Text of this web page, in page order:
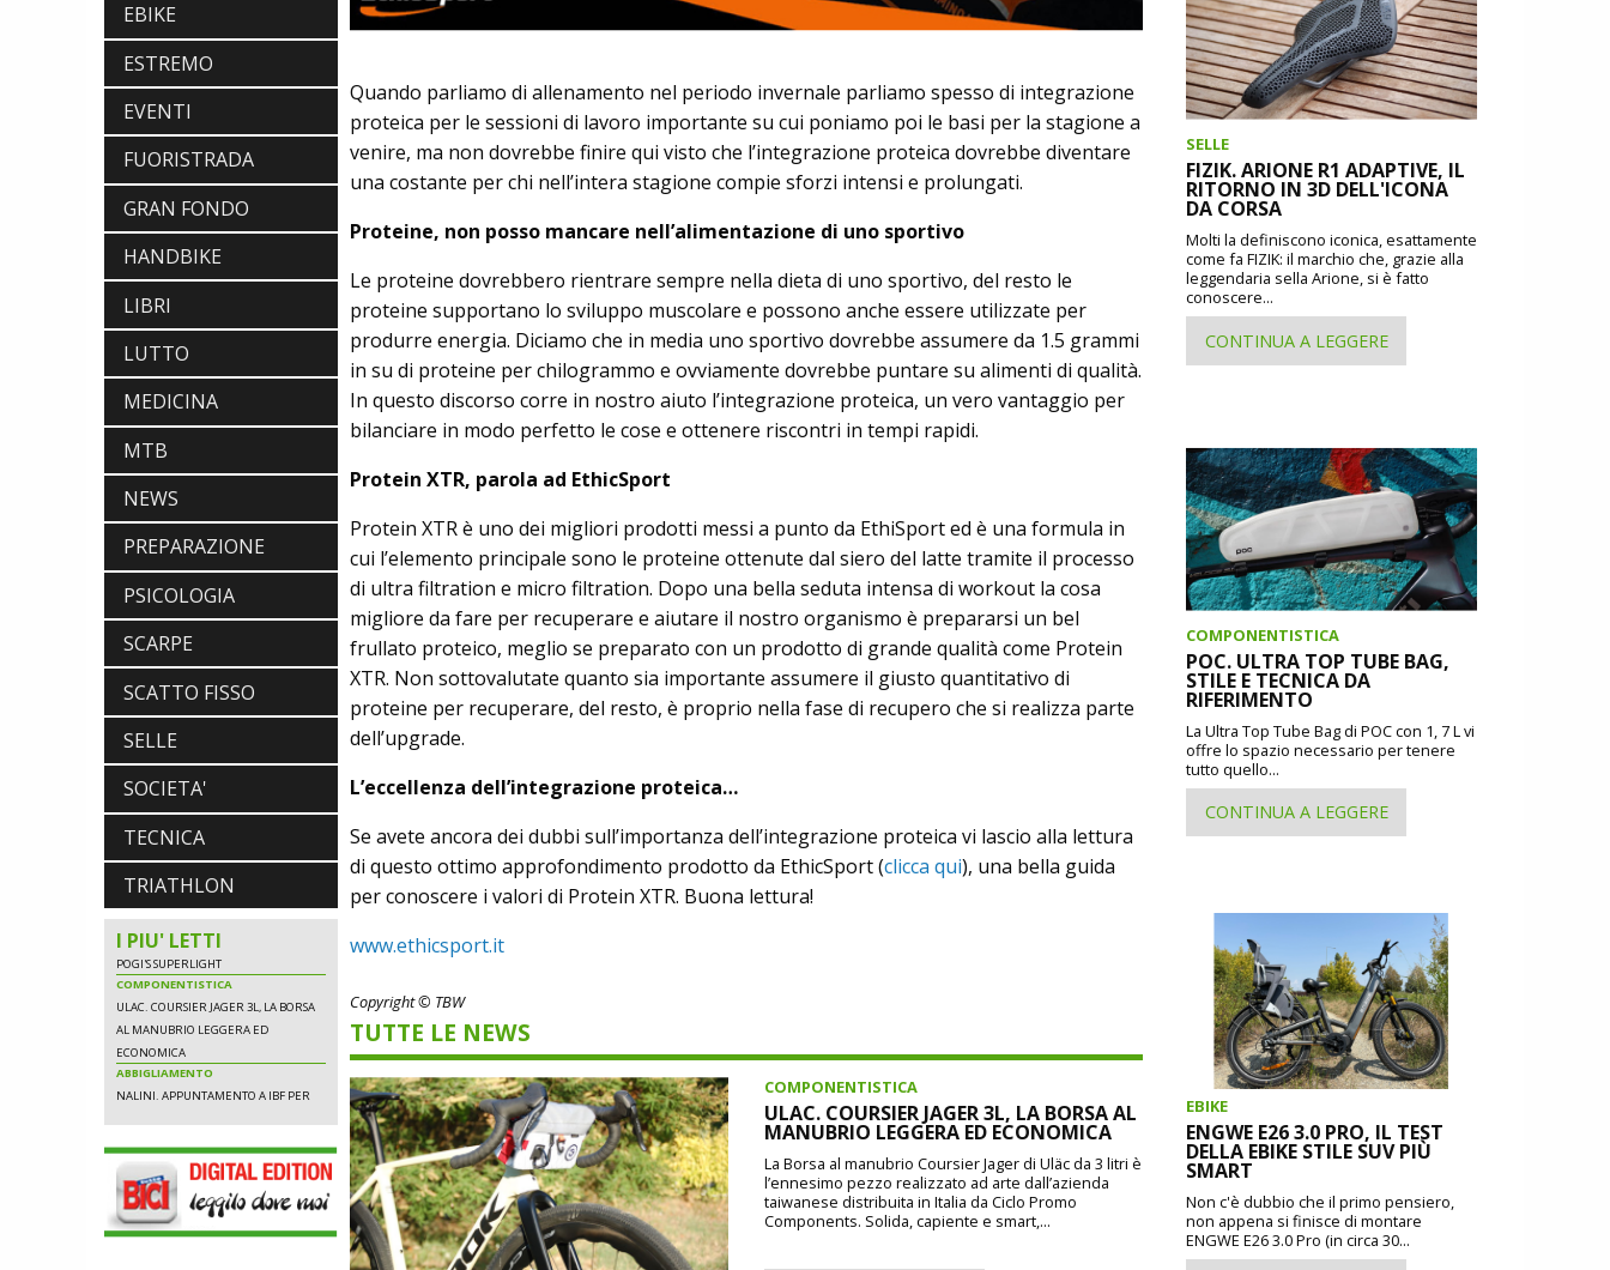
EBIKE
ESTREMO
EVENTI
FUORISTRADA
GRAN FONDO
HANDBIKE
LIBRI
LUTTO
MEDICINA
MTB
NEWS
PREPARAZIONE
PSICOLOGIA
SCARPE
SCATTO FISSO
SELLE
SOCIETA'
TECNICA
TRIATHLON
I PIU' LETTI
NASCE «ANTONIO COLOMBO
DELL'INNOVAZIONE NEL CICLISMO
DMT. TADEJ POGACAR, LA MAGLIA
GIALLA E UNA SPECIAL EDITION DELLA
POGI'S SUPERLIGHT
COMPONENTISTICA
ULAC. COURSIER JAGER 3L, LA BORSA
AL MANUBRIO LEGGERA ED
ECONOMICA
SCOPRIRE IL PRIMO PANTALONCINO
NASCE «ANTONIO COLOMBO
IBF DEBUTTA IL PREMIO ITALIANO
DELL'INNOVAZIONE NEL CICLISMO
SCARPE
DMT. TADEJ POGACAR, LA MAGLIA
GIALLA E UNA SPECIAL EDITION DELLA
POGI'S SUPERLIGHT
ULAC. COURSIER JAGER 3L, LA BORSA
AL MANUBRIO LEGGERA ED
ABBIGLIAMENTO
NALINI. APPUNTAMENTO A IBF PER
SCOPRIRE IL PRIMO PANTALONCINO
NEWS
NASCE «ANTONIO COLOMBO
INNOVATION & DESIGN AWARD»: A
Quando parliamo di allenamento nel periodo invernale parliamo spesso di integrazione
proteica per le sessioni di lavoro importante su cui poniamo poi le basi per la stagione a
venire, ma non dovrebbe finire qui visto che l’integrazione proteica dovrebbe diventare
una costante per chi nell’intera stagione compie sforzi intensi e prolungati.
Proteine, non posso mancare nell’alimentazione di uno sportivo
Le proteine dovrebbero rientrare sempre nella dieta di uno sportivo, del resto le
proteine supportano lo sviluppo muscolare e possono anche essere utilizzate per
produrre energia. Diciamo che in media uno sportivo dovrebbe assumere da 1.5 grammi
in su di proteine per chilogrammo e ovviamente dovrebbe puntare su alimenti di qualità.
In questo discorso corre in nostro aiuto l’integrazione proteica, un vero vantaggio per
bilanciare in modo perfetto le cose e ottenere riscontri in tempi rapidi.
Protein XTR, parola ad EthicSport
Protein XTR è uno dei migliori prodotti messi a punto da EthiSport ed è una formula in
cui l’elemento principale sono le proteine ottenute dal siero del latte tramite il processo
di ultra filtration e micro filtration. Dopo una bella seduta intensa di workout la cosa
migliore da fare per recuperare e aiutare il nostro organismo è prepararsi un bel
frullato proteico, meglio se preparato con un prodotto di grande qualità come Protein
XTR. Non sottovalutate quanto sia importante assumere il giusto quantitativo di
proteine per recuperare, del resto, è proprio nella fase di recupero che si realizza parte
dell’upgrade.
L’eccellenza dell’integrazione proteica…
Se avete ancora dei dubbi sull’importanza dell’integrazione proteica vi lascio alla lettura
di questo ottimo approfondimento prodotto da EthicSport (clicca qui), una bella guida
per conoscere i valori di Protein XTR. Buona lettura!
www.ethicsport.it
Copyright © TBW
TUTTE LE NEWS
COMPONENTISTICA
ULAC. COURSIER JAGER 3L, LA BORSA AL
MANUBRIO LEGGERA ED ECONOMICA
La Borsa al manubrio Coursier Jager di Uläc da 3 litri è
l’ennesimo pezzo realizzato ad arte dall’azienda
taiwanese distribuita in Italia da Ciclo Promo
Components. Solida, capiente e smart,...
SELLE
FIZIK. ARIONE R1 ADAPTIVE, IL
RITORNO IN 3D DELL'ICONA
DA CORSA
Molti la definiscono iconica, esattamente
come fa FIZIK: il marchio che, grazie alla
leggendaria sella Arione, si è fatto
conoscere...
CONTINUA A LEGGERE
COMPONENTISTICA
POC. ULTRA TOP TUBE BAG,
STILE E TECNICA DA
RIFERIMENTO
La Ultra Top Tube Bag di POC con 1, 7 L vi
offre lo spazio necessario per tenere
tutto quello...
CONTINUA A LEGGERE
EBIKE
ENGWE E26 3.0 PRO, IL TEST
DELLA EBIKE STILE SUV PIÙ
SMART
Non c'è dubbio che il primo pensiero,
non appena si finisce di montare
ENGWE E26 3.0 Pro (in circa 30...